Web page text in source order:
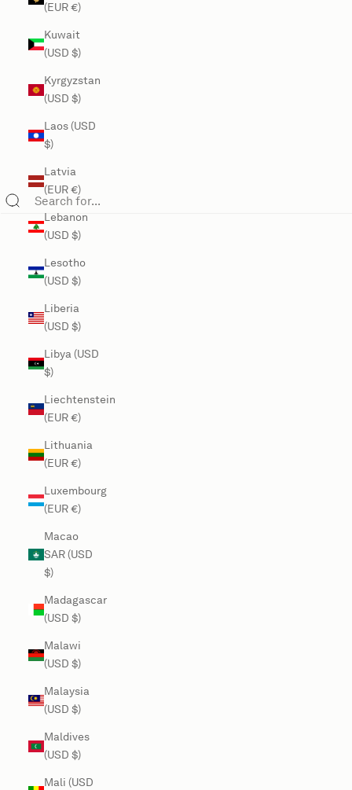
(EUR €)
Kuwait
(USD $)
Kyrgyzstan
(USD $)
Laos (USD
$)
Latvia
(EUR €)
Lebanon
(USD $)
Lesotho
(USD $)
Liberia
(USD $)
Libya (USD
$)
Liechtenstein
(EUR €)
Lithuania
(EUR €)
Luxembourg
(EUR €)
Macao
SAR (USD
$)
Madagascar
(USD $)
Malawi
(USD $)
Malaysia
(USD $)
Maldives
(USD $)
Mali (USD